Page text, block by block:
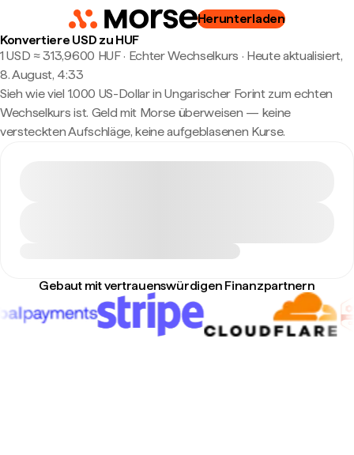
Herunterladen
Konvertiere USD zu HUF
1 USD ≈ 313,9600 HUF · Echter Wechselkurs · Heute aktualisiert,
8. August, 4:33
Sieh wie viel 1.000 US-Dollar in Ungarischer Forint zum echten
Wechselkurs ist. Geld mit Morse überweisen — keine
versteckten Aufschläge, keine aufgeblasenen Kurse.
Gebaut mit vertrauenswürdigen Finanzpartnern